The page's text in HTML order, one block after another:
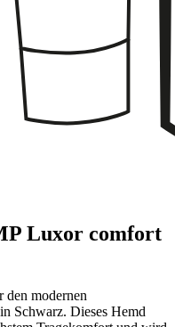
Luxor comfort
den modernen
in Schwarz. Dieses Hemd